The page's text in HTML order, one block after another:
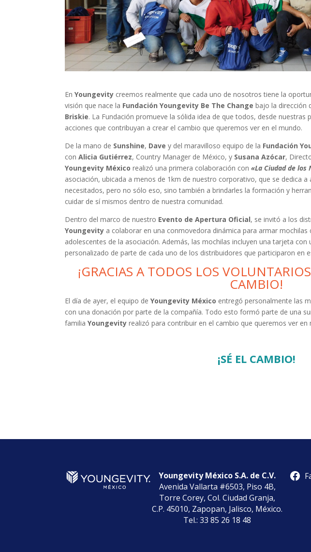
EnYoungevity creemos realmente que cada uno de nosotros tiene la
visión que nace la Fundación Youngevity Be The Change bajo la dirección
Briskie. La Fundación promueve la sólida idea de que todos, desde
acciones que contribuyan a crear el cambio que queremos ver en el mundo.
De la mano de Sunshine, Dave y del maravilloso equipo de la Fundación
conAlicia Gutiérrez, Country Manager de México, y Susana Azócar,
Youngevity México realizó una primera colaboración con«La Ciudad de los
asociación, ubicada a menos de 1km de nuestro corporativo, que se dedica a
necesitados, pero no sólo eso, sino también a brindarles la formación y
cuidar de sí mismos dentro de nuestra comunidad.
Dentro del marco de nuestro Evento de Apertura Oficial, se invitó a los
Youngevity a colaborar en una conmovedora dinámica para armar
adolescentes de la asociación. Además, las mochilas incluyen una tarjeta con
personalizado de parte de cada uno de los distribuidores que participaron en
¡GRACIAS A TODOS LOS
CAMBIO!
El día de ayer, el equipo deYoungevity México entregó personalmente las
con una donación por parte de la compañía. Todo esto formó parte de una
familiaYoungevity realizó para contribuir en el cambio que queremos ver en
¡SÉ EL CAMBIO!
Youngevity México S.A. de C.V.
Avenida Vallarta #6503, Piso 4B,
Torre Corey, Col. Ciudad Granja,
C.P. 45010, Zapopan, Jalisco, México.
Tel.: 33 85 26 18 48